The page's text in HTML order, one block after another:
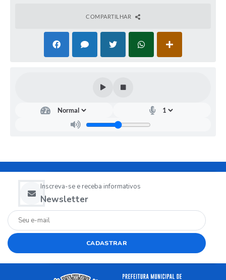
COMPARTILHAR
Newsletter
Inscreva-se e receba informativos
CADASTRAR